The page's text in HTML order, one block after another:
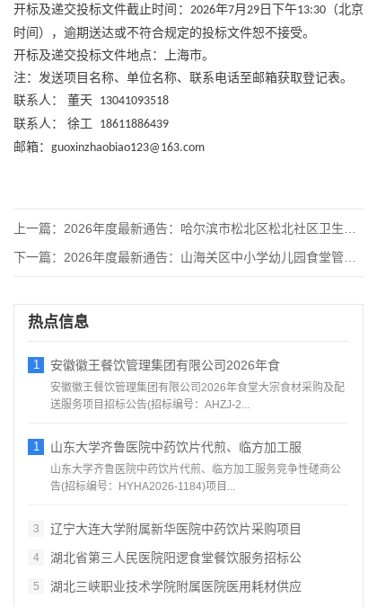
开标及递交投标文件截止时间： 2026年7月 29日下午13:30（北京
时间），逾期送达或不符合规定的投标文件恕不接受。
开标及递交投标文件地点：上海市。
注：发送项目名称、单位名称、联系电话至邮箱获取登记表。
联系人：
董天 13041093518
联系人：
徐工
18611886439
邮箱： guoxinzhaobiao123@163.com
上一篇： 2026年度最新通告：哈尔滨市松北区松北社区卫生服务中心、哈
下一篇： 2026年度最新通告：山海关区中小学幼儿园食堂管理信息化平台
热点信息
1 安徽徽王餐饮管理集团有限公司2026年食
安徽徽王餐饮管理集团有限公司2026年食堂大宗食材采购及配
送服务项目招标公告(招标编号：AHZJ-2...
1 山东大学齐鲁医院中药饮片代煎、临方加工服
山东大学齐鲁医院中药饮片代煎、临方加工服务竞争性磋商公
告(招标编号：HYHA2026-1184)项目...
3 辽宁大连大学附属新华医院中药饮片采购项目
4 湖北省第三人民医院阳逻食堂餐饮服务招标公
5 湖北三峡职业技术学院附属医院医用耗材供应